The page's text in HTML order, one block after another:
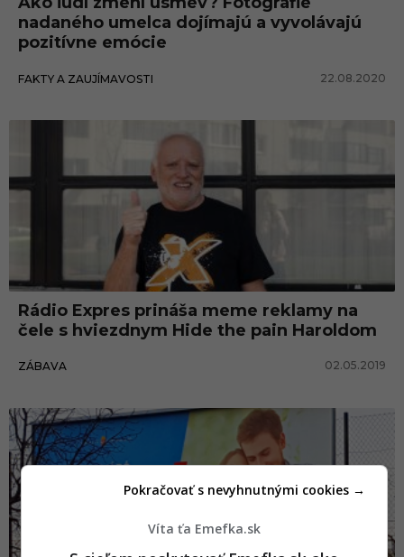
nadaného umelca dojímajú a vyvolávajú
pozitívne emócie
FAKTY A ZAUJÍMAVOSTI 22.08.2020
Rádio Expres prináša meme reklamy na
čele s hviezdnym Hide the pain Haroldom
ZÁBAVA 02.05.2019
Víta ťa Emefka.sk
Pokračovať s nevyhnutnými cookies →